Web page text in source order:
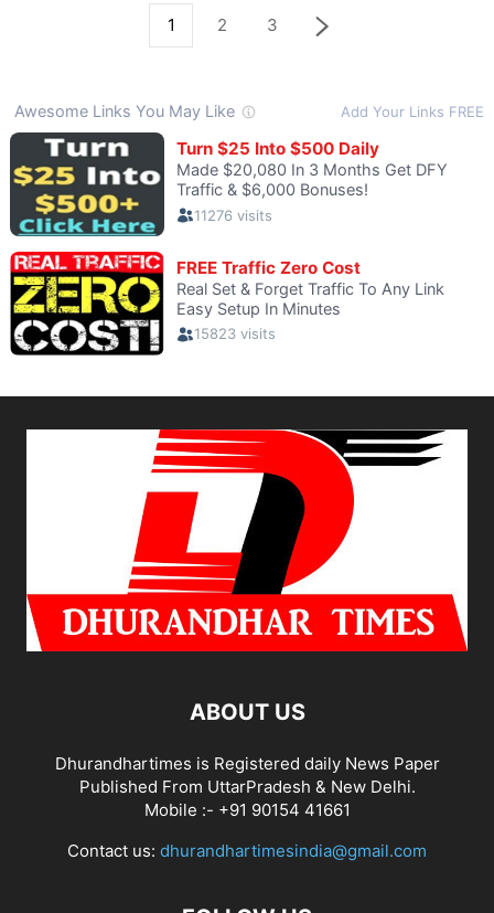
1 2 3
ABOUT US
Dhurandhartimes is Registered daily News Paper
Published From UttarPradesh & New Delhi.
Mobile :- +91 90154 41661
Contact us: dhurandhartimesindia@gmail.com